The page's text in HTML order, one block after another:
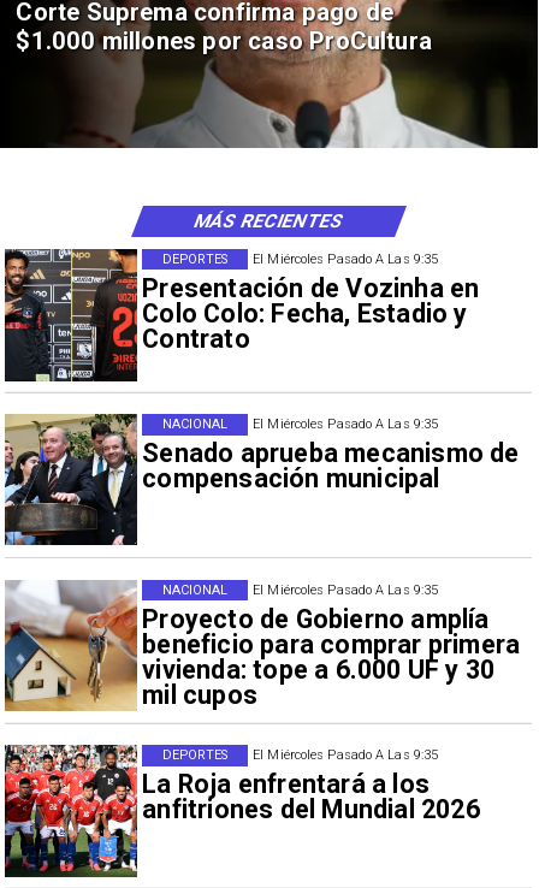
Corte Suprema confirma pago de
$1.000 millones por caso ProCultura
El Miércoles Pasado A Las 9:35
Presentación de Vozinha en
Colo Colo: Fecha, Estadio y
Contrato
DEPORTES
El Miércoles Pasado A Las 9:35
Senado aprueba mecanismo de
compensación municipal
NACIONAL
El Miércoles Pasado A Las 9:35
Proyecto de Gobierno amplía
beneficio para comprar primera
vivienda: tope a 6.000 UF y 30
mil cupos
NACIONAL
El Miércoles Pasado A Las 9:35
La Roja enfrentará a los
anfitriones del Mundial 2026
DEPORTES
MÁS RECIENTES